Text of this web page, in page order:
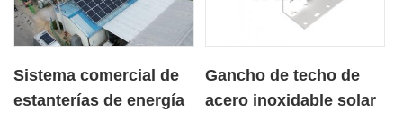
Sistema comercial de
estanterías de energía
Gancho de techo de
acero inoxidable solar